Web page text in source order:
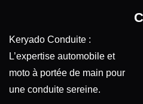
Keryado Conduite :
L’expertise automobile et
moto à portée de main pour
une conduite sereine.